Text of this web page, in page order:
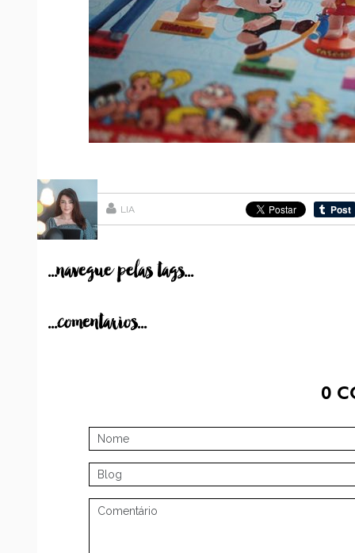
LIA
...navegue pelas tags...
...comentarios...
0